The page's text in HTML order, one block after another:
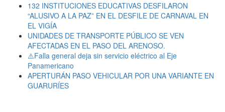
132 INSTITUCIONES EDUCATIVAS DESFILARON
“ALUSIVO A LA PAZ” EN EL DESFILE DE CARNAVAL EN
EL VIGÍA
UNIDADES DE TRANSPORTE PÚBLICO SE VEN
AFECTADAS EN EL PASO DEL ARENOSO.
⚠️Falla general deja sin servicio eléctrico al Eje
Panamericano
APERTURÁN PASO VEHICULAR POR UNA VARIANTE EN
GUARURÍES